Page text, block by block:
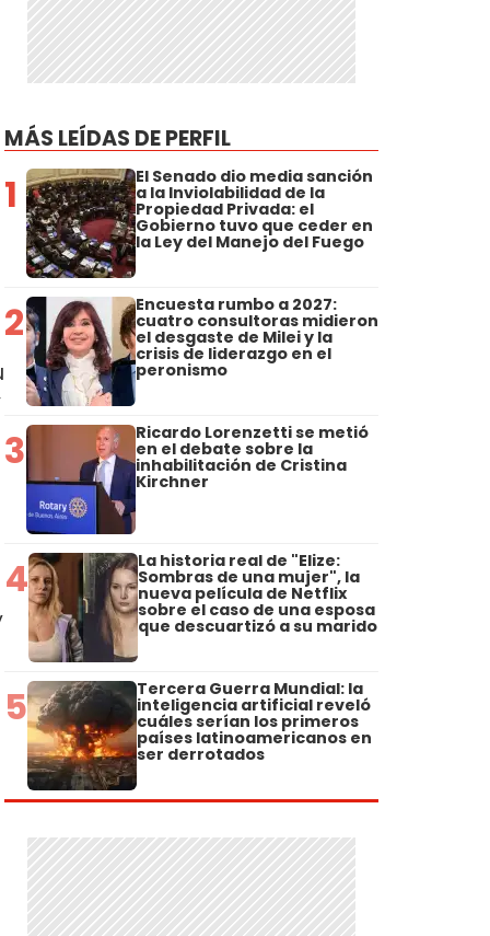
MÁS LEÍDAS DE PERFIL
1 El Senado dio media sanción
a la Inviolabilidad de la
Propiedad Privada: el
Gobierno tuvo que ceder en
la Ley del Manejo del Fuego
2 Encuesta rumbo a 2027:
cuatro consultoras midieron
el desgaste de Milei y la
crisis de liderazgo en el
peronismo
3 Ricardo Lorenzetti se metió
en el debate sobre la
inhabilitación de Cristina
Kirchner
4 La historia real de "Elize:
Sombras de una mujer", la
nueva película de Netflix
sobre el caso de una esposa
que descuartizó a su marido
5 Tercera Guerra Mundial: la
inteligencia artificial reveló
cuáles serían los primeros
países latinoamericanos en
ser derrotados